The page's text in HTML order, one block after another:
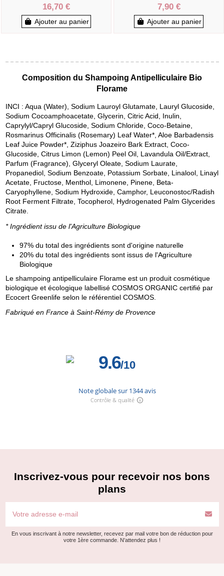
16,70 €
Ajouter au panier
7,90 €
Ajouter au panier
Composition du Shampoing Antipelliculaire Bio
Florame
INCI : Aqua (Water), Sodium Lauroyl Glutamate, Lauryl Glucoside,
Sodium Cocoamphoacetate, Glycerin, Citric Acid, Inulin,
Caprylyl/Capryl Glucoside, Sodium Chloride, Coco-Betaine,
Rosmarinus Officinalis (Rosemary) Leaf Water*, Aloe Barbadensis
Leaf Juice Powder*, Ziziphus Joazeiro Bark Extract, Coco-
Glucoside, Citrus Limon (Lemon) Peel Oil, Lavandula Oil/Extract,
Parfum (Fragrance), Glyceryl Oleate, Sodium Laurate,
Propanediol, Sodium Benzoate, Potassium Sorbate, Linalool, Linayl
Acetate, Fructose, Menthol, Limonene, Pinene, Beta-
Caryophyllene, Sodium Hydroxide, Camphor, Leuconostoc/Radish
Root Ferment Filtrate, Tocopherol, Hydrogenated Palm Glycerides
Citrate.
* Ingrédient issu de l'Agriculture Biologique
97% du total des ingrédients sont d'origine naturelle
20% du total des ingrédients sont issus de l'Agriculture
Biologique
Le shampoing antipelliculaire Florame est un produit cosmétique
biologique et écologique labellisé COSMOS ORGANIC certifié par
Ecocert Greenlife selon le référentiel COSMOS.
Fabriqué en France à Saint-Rémy de Provence
Inscrivez-vous pour recevoir nos bons
plans
En vous inscrivant à notre newsletter, recevez par mail votre bon de réduction pour
votre 1ère commande. N'attendez plus !